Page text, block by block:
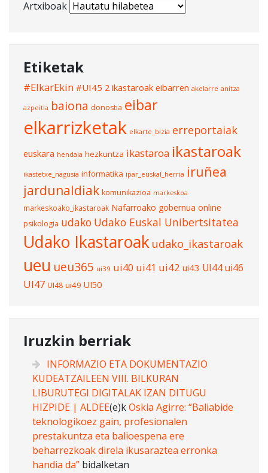
Artxiboak
Etiketak
#ElkarEkin #UI45 2 ikastaroak eibarren akelarre anitza
azpeitia baiona donostia eibar
elkarrizketak elkarte_bizia erreportaiak
euskara hendaia hezkuntza ikastaroa ikastaroak
ikastetxe_nagusia informatika ipar_euskal_herria iruñea
jardunaldiak komunikazioa markeskoa
markeskoako_ikastaroak Nafarroako gobernua online
psikologia udako Udako Euskal Unibertsitatea
Udako Ikastaroak udako_ikastaroak
ueu ueu365 ui39 ui40 ui41 ui42 ui43 UI44ui46
UI47 UI48 ui49 UI50
Iruzkin berriak
INFORMAZIO ETA DOKUMENTAZIO
KUDEATZAILEEN VIII. BILKURAN
LIBURUTEGI DIGITALAK IZAN DITUGU
HIZPIDE | ALDEE(e)kOskia Agirre: “Baliabide
teknologikoez gain, profesionalen
prestakuntza eta balioespena ere
beharrezkoak direla ikusaraztea erronka
handia da” bidalketan